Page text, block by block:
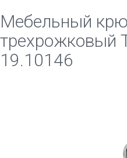
Мебельный
трехрожковый
19.10146